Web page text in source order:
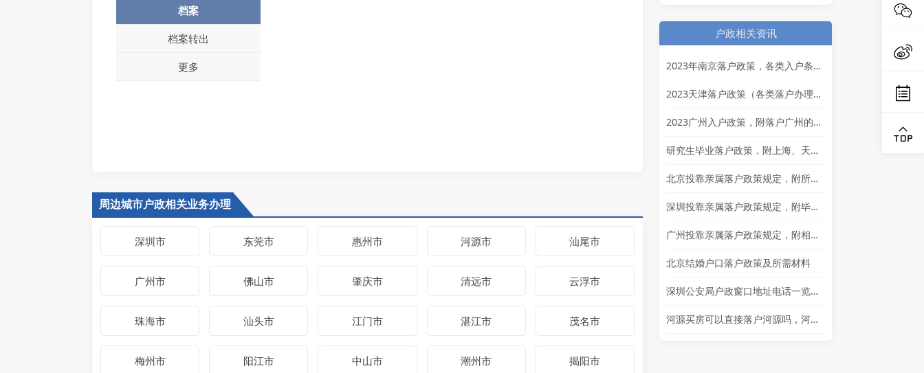
档案
档案转出
更多
周边城市户政相关业务办理
深圳市 东莞市 惠州市 河源市 汕尾市
广州市 佛山市 肇庆市 清远市 云浮市
珠海市 汕头市 江门市 湛江市 茂名市
梅州市 阳江市 中山市 潮州市 揭阳市
户政相关资讯
2023年南京落户政策，各类入户条件汇总
2023天津落户政策（各类落户办理条件一览）
2023广州入户政策，附落户广州的好处
研究生毕业落户政策，附上海、天津落户政策
北京投靠亲属落户政策规定，附所需手续
深圳投靠亲属落户政策规定，附毕业生落户政策
广州投靠亲属落户政策规定，附相关条件
北京结婚户口落户政策及所需材料
深圳公安局户政窗口地址电话一览表，超全版本
河源买房可以直接落户河源吗，河源买房落户政策